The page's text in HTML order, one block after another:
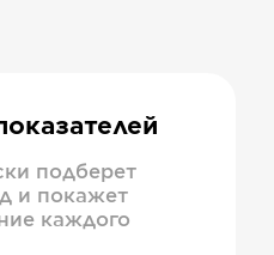
подберет
и покажет
каждого